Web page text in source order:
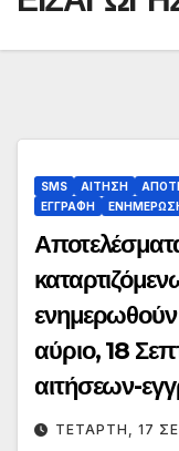
SMS ΑΙΤΗΣΗ
ΕΓΓΡΑΦΗ
ενημερωθούν
αύριο, 18
αιτήσεων-
ΤΕΤΆΡΤΗ, 17